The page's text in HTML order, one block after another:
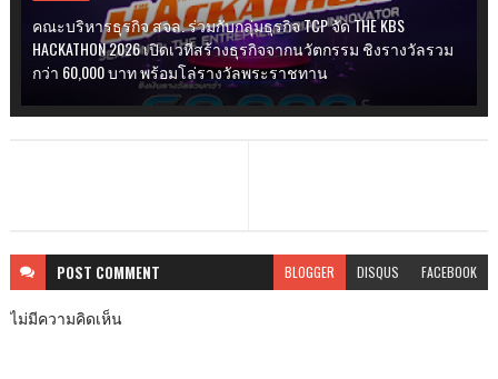
คณะบริหารธุรกิจ สจล. ร่วมกับกลุ่มธุรกิจ TCP จัด THE KBS
HACKATHON 2026 เปิดเวทีสร้างธุรกิจจากนวัตกรรม ชิงรางวัลรวม
กว่า 60,000 บาท พร้อมโล่รางวัลพระราชทาน
POST COMMENT BLOGGER DISQUS FACEBOOK
ไม่มีความคิดเห็น